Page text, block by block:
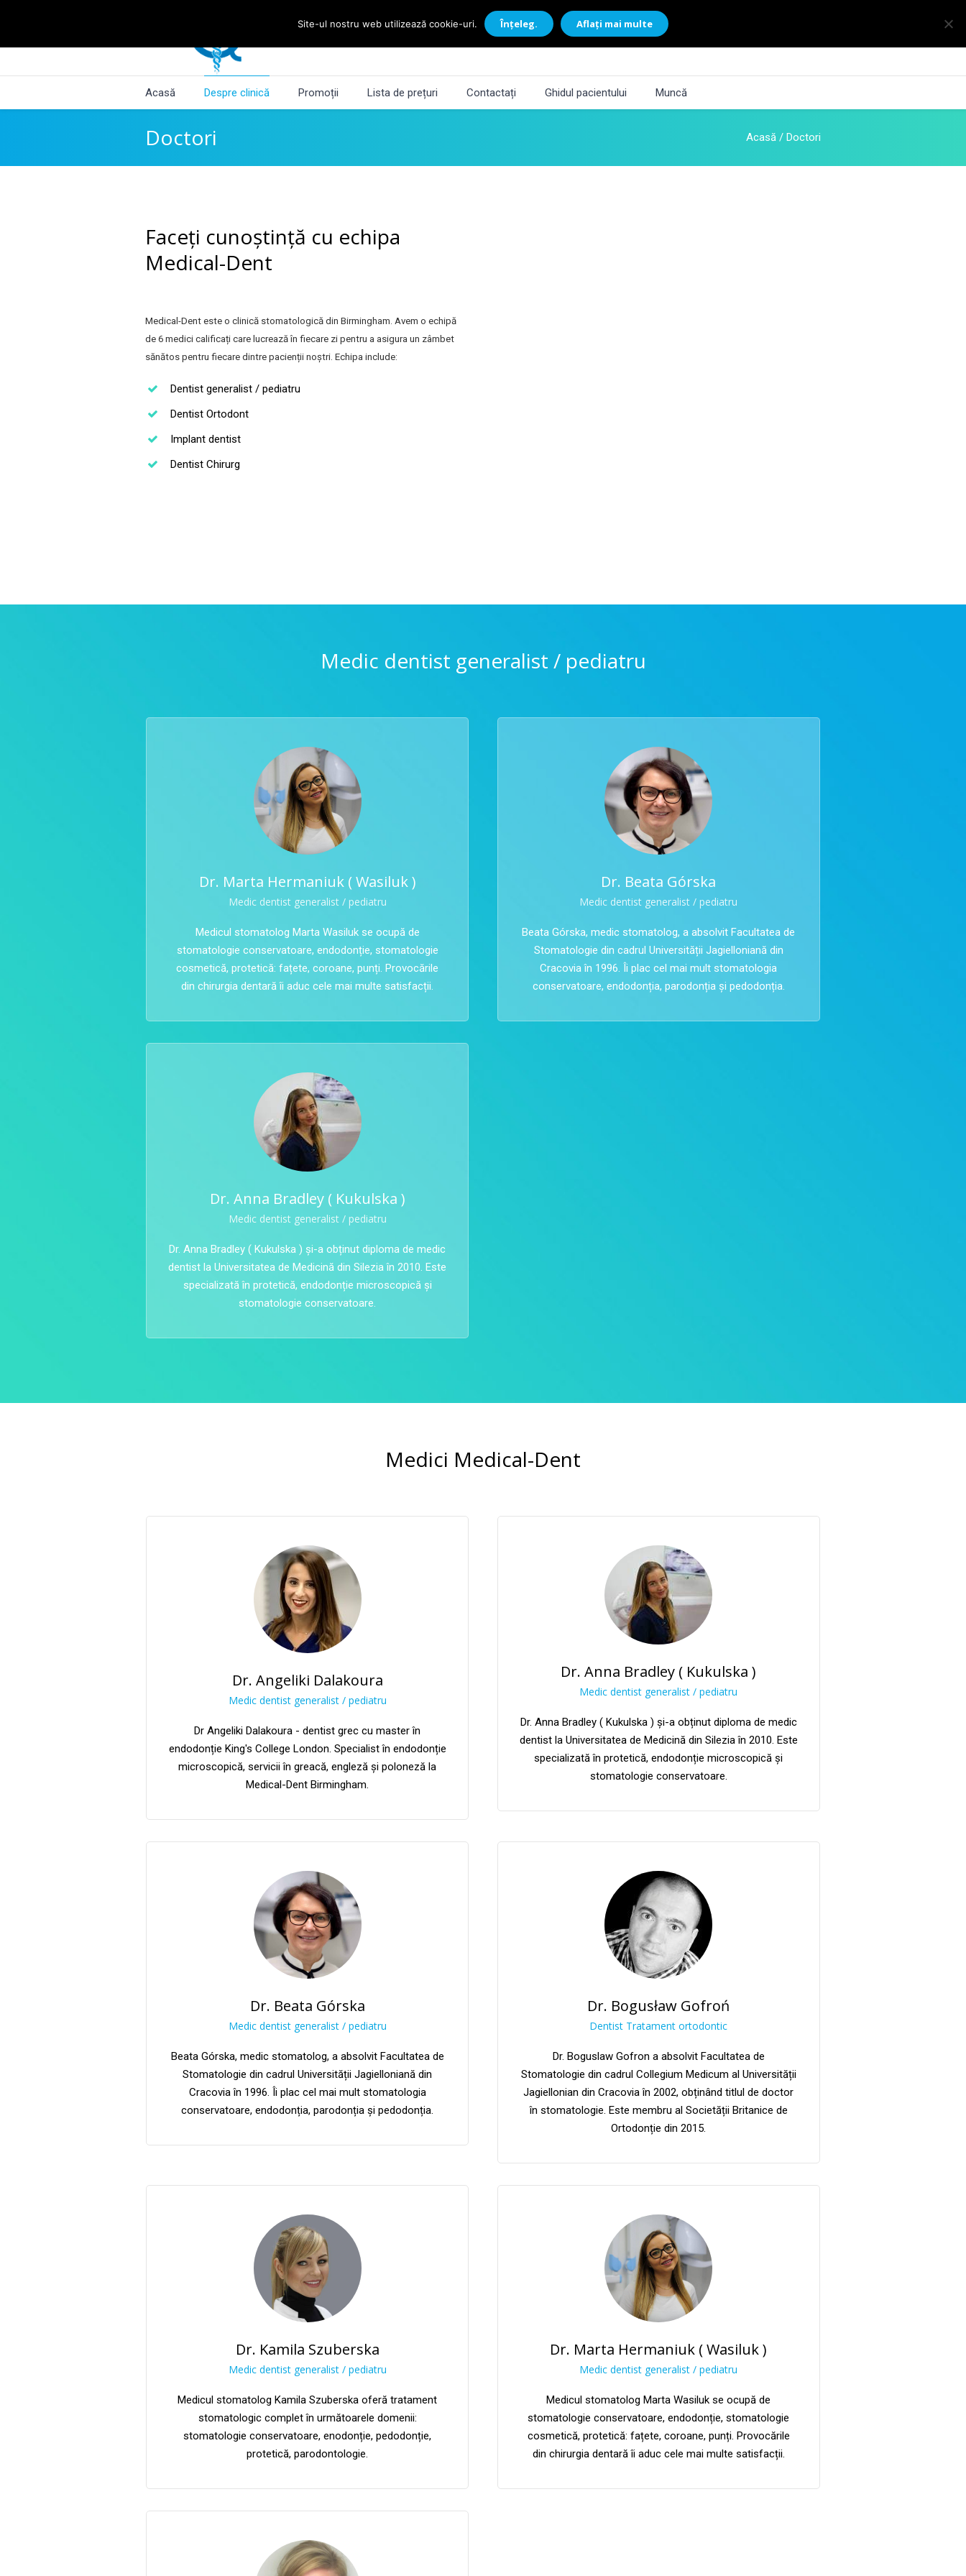
Acasă Despre clinică Promoții Lista de prețuri Contactați Ghidul pacientului Muncă
Doctori Acasă / Doctori
Faceți cunoștință cu echipa
Medical-Dent
Medical-Dent este o clinică stomatologică din Birmingham. Avem o echipă
de 6 medici calificați care lucrează în fiecare zi pentru a asigura un zâmbet
sănătos pentru fiecare dintre pacienții noștri. Echipa include:
Dentist generalist / pediatru
Dentist Ortodont
Implant dentist
Dentist Chirurg
Medic dentist generalist / pediatru
Dr. Marta Hermaniuk ( Wasiluk )
Medic dentist generalist / pediatru
Medicul stomatolog Marta Wasiluk se ocupă de
stomatologie conservatoare, endodonție, stomatologie
cosmetică, protetică: fațete, coroane, punți. Provocările
din chirurgia dentară îi aduc cele mai multe satisfacții.
Dr. Beata Górska
Medic dentist generalist / pediatru
Beata Górska, medic stomatolog, a absolvit Facultatea de
Stomatologie din cadrul Universității Jagielloniană din
Cracovia în 1996. Îi plac cel mai mult stomatologia
conservatoare, endodonția, parodonția și pedodonția.
Dr. Anna Bradley ( Kukulska )
Medic dentist generalist / pediatru
Dr. Anna Bradley ( Kukulska ) și-a obținut diploma de medic
dentist la Universitatea de Medicină din Silezia în 2010. Este
specializată în protetică, endodonție microscopică și
stomatologie conservatoare.
Medici Medical-Dent
Dr. Angeliki Dalakoura
Medic dentist generalist / pediatru
Dr Angeliki Dalakoura - dentist grec cu master în
endodonție King's College London. Specialist în endodonție
microscopică, servicii în greacă, engleză și poloneză la
Medical-Dent Birmingham.
Dr. Anna Bradley ( Kukulska )
Medic dentist generalist / pediatru
Dr. Anna Bradley ( Kukulska ) și-a obținut diploma de medic
dentist la Universitatea de Medicină din Silezia în 2010. Este
specializată în protetică, endodonție microscopică și
stomatologie conservatoare.
Dr. Beata Górska
Medic dentist generalist / pediatru
Beata Górska, medic stomatolog, a absolvit Facultatea de
Stomatologie din cadrul Universității Jagielloniană din
Cracovia în 1996. Îi plac cel mai mult stomatologia
conservatoare, endodonția, parodonția și pedodonția.
Dr. Bogusław Gofroń
Dentist Tratament ortodontic
Dr. Boguslaw Gofron a absolvit Facultatea de
Stomatologie din cadrul Collegium Medicum al Universității
Jagiellonian din Cracovia în 2002, obținând titlul de doctor
în stomatologie. Este membru al Societății Britanice de
Ortodonție din 2015.
Dr. Kamila Szuberska
Medic dentist generalist / pediatru
Medicul stomatolog Kamila Szuberska oferă tratament
stomatologic complet în următoarele domenii:
stomatologie conservatoare, enodonție, pedodonție,
protetică, parodontologie.
Dr. Marta Hermaniuk ( Wasiluk )
Medic dentist generalist / pediatru
Medicul stomatolog Marta Wasiluk se ocupă de
stomatologie conservatoare, endodonție, stomatologie
cosmetică, protetică: fațete, coroane, punți. Provocările
din chirurgia dentară îi aduc cele mai multe satisfacții.
Site-ul nostru web utilizează cookie-uri. Înțeleg. Aflați mai multe